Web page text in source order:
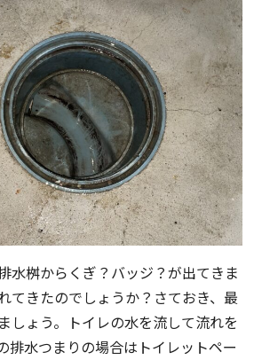
水桝からくぎ？バッジ？が出てきま
てきたのでしょうか？さておき、最
しょう。トイレの水を流して流れを
排水つまりの場合はトイレットペー